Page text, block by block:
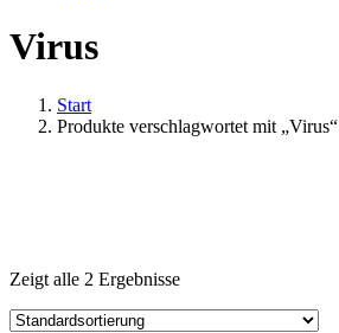
Virus
Start
Produkte verschlagwortet mit „Virus“
Zeigt alle 2 Ergebnisse